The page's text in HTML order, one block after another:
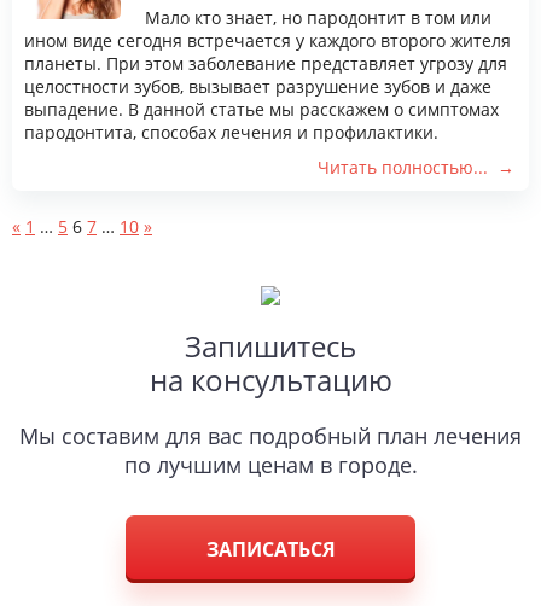
Мало кто знает, но пародонтит в том или
ином виде сегодня встречается у каждого второго жителя
планеты. При этом заболевание представляет угрозу для
целостности зубов, вызывает разрушение зубов и даже
выпадение. В данной статье мы расскажем о симптомах
пародонтита, способах лечения и профилактики.
Читать полностью...
« 1 … 5 6 7 … 10 »
Запишитесь
на консультацию
Мы составим для вас подробный план лечения
по лучшим ценам в городе.
ЗАПИСАТЬСЯ